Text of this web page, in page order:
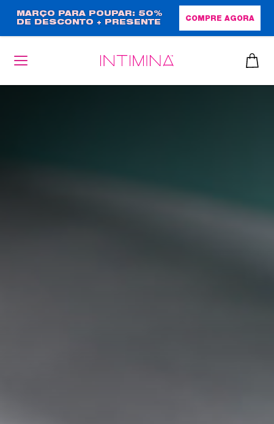
para
o
conteúdo
principal
MARÇO PARA POUPAR: 50%
DE DESCONTO + PRESENTE
COMPRE AGORA